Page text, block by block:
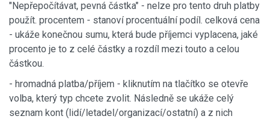
"Nepřepočítávat, pevná částka" - nelze pro tento druh platby
použít. procentem - stanoví procentuální podíl. celková cena
- ukáže konečnou sumu, která bude příjemci vyplacena, jaké
procento je to z celé částky a rozdíl mezi touto a celou
částkou.
- hromadná platba/příjem - kliknutím na tlačítko se otevře
volba, který typ chcete zvolit. Následně se ukáže celý
seznam kont (lidí/letadel/organizací/ostatní) a z nich